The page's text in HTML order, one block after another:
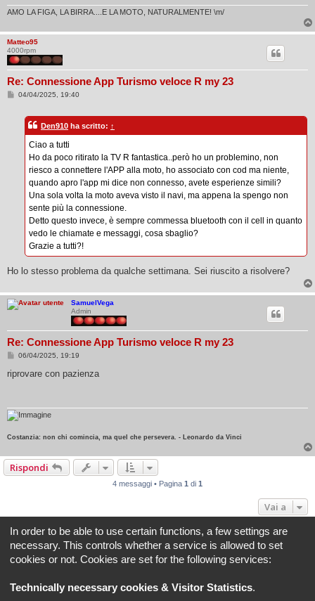
AMO LA FIGA, LA BIRRA....E LA MOTO, NATURALMENTE! \m/
Matteo95
4000rpm
Re: Connessione App Turismo veloce R my 23
M04/04/2025, 19:40
Den910 ha scritto: ↑
Ciao a tutti
Ho da poco ritirato la TV R fantastica..però ho un problemino, non
riesco a connettere l'APP alla moto, ho associato con cod ma niente,
quando apro l'app mi dice non connesso, avete esperienze simili?
Una sola volta la moto aveva visto il navi, ma appena la spengo non
sente più la connessione.
Detto questo invece, è sempre commessa bluetooth con il cell in quanto
vedo le chiamate e messaggi, cosa sbaglio?
Grazie a tutti?!
Ho lo stesso problema da qualche settimana. Sei riuscito a risolvere?
SamuelVega
Admin
Re: Connessione App Turismo veloce R my 23
M
s
i
o
06/04/2025, 19:19
riprovare con pazienza
Costanzia: non chi comincia, ma quel che persevera. - Leonardo da Vinci
Rispondi
4 messaggi • Pagina 1 di 1
Vai a
Tutti gli orari sono UTC+02:00
REVLIMITER.IT e i suoi contenuti sono di proprietà di REVLIMITER S.r.L.
derivati sono di esclusiva titolarità di MV AGUSTA MOTOR SPA
In order to be able to use certain functions, a few settings are
necessary. This controls whether a service is allowed to set
cookies or not. Cookies are set for the following services:
Technically necessary cookies & Visitor Statistics.